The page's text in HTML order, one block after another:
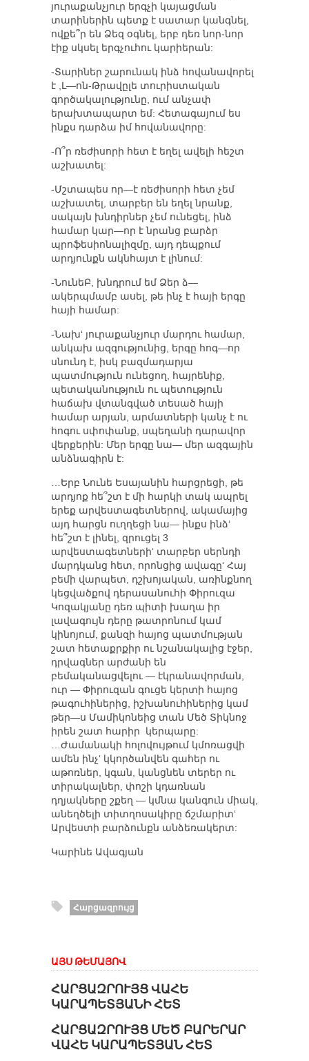
յուրաքանչյուր երգչի կայացման
տարիներին պետք է սատար կանգնել,
ովքե՞ր են Ձեզ օգնել, երբ դեռ նոր-նոր
էիք սկսել երգչուհու կարիերան:
-Տարիներ շարունակ ինձ հովանավորել
է ,Լ—ոն-Թրավըլե տուրիստական
գործակալությունը, ում անչափ
երախտապարտ եմ: Հետագայում ես
ինքս դարձա իմ հովանավորը:
-Ո՞ր ռեժիսորի հետ է եղել ավելի հեշտ
աշխատել:
-Մշտապես որ—է ռեժիսորի հետ չեմ
աշխատել, տարբեր են եղել նրանք,
սակայն խնդիրներ չեմ ունեցել, ինձ
համար կար—որ է նրանց բարձր
պրոֆեսիոնալիզմը, այդ դեպքում
արդյունքն ակնհայտ է լինում:
-ՆունեԲ, խնդրում եմ Ձեր ձ—
ակերպմամբ ասել, թե ինչ է հայի երգը
հայի համար:
-Նախ‘ յուրաքանչյուր մարդու համար,
անկախ ազգությունից, երգը հոգ—որ
սնունդ է, իսկ բազմադարյա
պատմություն ունեցող, հայրենիք,
պետականություն ու պետություն
հաճախ վտանգված տեսած հայի
համար արյան, արմատների կանչ է ու
հոգու սփոփանք, սպեղանի դարավոր
վերքերին: Մեր երգը նա— մեր ազգային
անձնագիրն է:
…Երբ Նունե Եսայանին հարցրեցի, թե
արդյոք հե՞շտ է մի հարկի տակ ապրել
երեք արվեստագետներով, ակամայից
այդ հարցն ուղղեցի նա— ինքս ինձ‘
հե՞շտ է լինել, զրուցել 3
արվեստագետների‘ տարբեր սերնդի
մարդկանց հետ, որոնցից ավագը‘ Հայ
բեմի վարպետ, դշխոյական, առինքնող
կեցվածքով դերասանուհի Փիրուզա
Կոզակյանը դեռ պիտի խաղա իր
լավագույն դերը թատրոնում կամ
կինոյում, քանզի հայոց պատմության
շատ հետաքրքիր ու նշանակալից էջեր,
դրվագներ արժանի են
բեմականացվելու — էկրանավորման,
ուր — Փիրուզան գուցե կերտի հայոց
թագուհիներից, իշխանուհիներից կամ
թեր—ս Մամիկոնեից տան Մեծ Տիկնոջ
իրեն շատ հարիր կերպարը:
…Ժամանակի հոլովույթում կմոռացվի
ամեն ինչ‘ կկործանվեն գահեր ու
աթոռներ, կգան, կանցնեն տերեր ու
տիրակալներ, փոշի կդառնան
դղյակները շքեղ — կմնա կանգուն միակ,
անեղծելի տիտղոսակիրը ճշմարիտ‘
Արվեստի բարձունքն անձեռակերտ:
Կարինե Ավագյան
Հարցազրույց
ԱՅՍ ԹԵՄԱՅՈՎ
ՀԱՐՑԱԶՐՈՒՅՑ ՎԱՀԵ
ԿԱՐԱՊԵՏՅԱՆԻ ՀԵՏ
ՀԱՐՑԱԶՐՈՒՅՑ ՄԵԾ ԲԱՐԵՐԱՐ
ՎԱՀԵ ԿԱՐԱՊԵՏՅԱՆ ՀԵՏ